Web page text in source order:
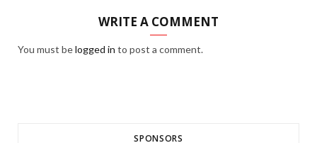
WRITE A COMMENT
You must belogged in to post a comment.
SPONSORS